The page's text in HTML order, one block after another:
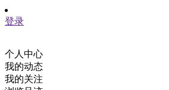
登录
个人中心
我的动态
我的关注